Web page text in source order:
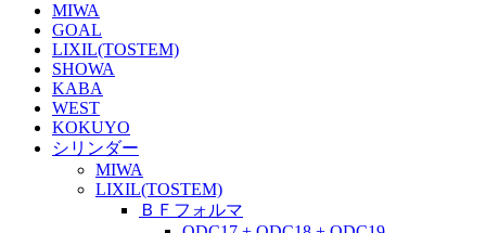
MIWA
GOAL
LIXIL(TOSTEM)
SHOWA
KABA
WEST
KOKUYO
シリンダー
MIWA
LIXIL(TOSTEM)
ＢＦフォルマ